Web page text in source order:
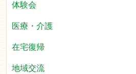
体験会
医療・介護
在宅復帰
地域交流